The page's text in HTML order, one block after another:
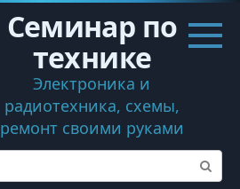
Семинар по
технике
Электроника и
радиотехника, схемы,
ремонт своими руками